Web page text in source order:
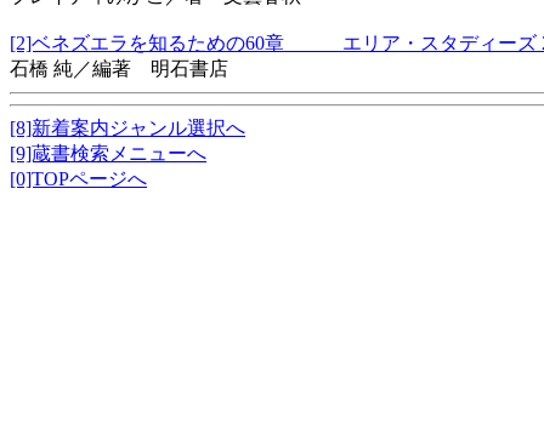
[2]ベネズエラを知るための60章 エリア・スタディー
石橋 純／編著 明石書店
[8]新着案内ジャンル選択へ
[9]蔵書検索メニューへ
[0]TOPページへ